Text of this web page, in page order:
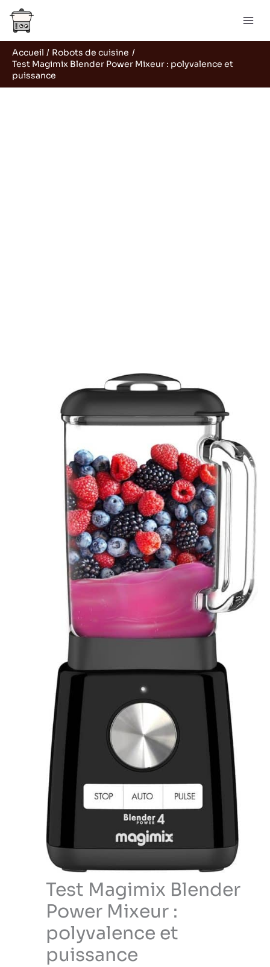
Aller
contenu
Accueil
Robots de cuisine
Test Magimix Blender Power Mixeur : polyvalence et
puissance
Test Magimix Blender
Power Mixeur :
polyvalence et
puissance
Rechercher